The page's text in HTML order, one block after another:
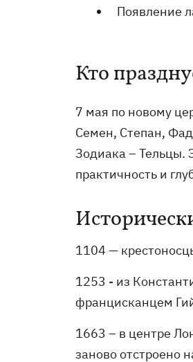
Появление
Кто
7 мая по новому
Семен, Степан,
Зодиака – Тельцы.
практичность и
1104 —
1253 - из
францисканцем
1663 – в центре
заново отстроено